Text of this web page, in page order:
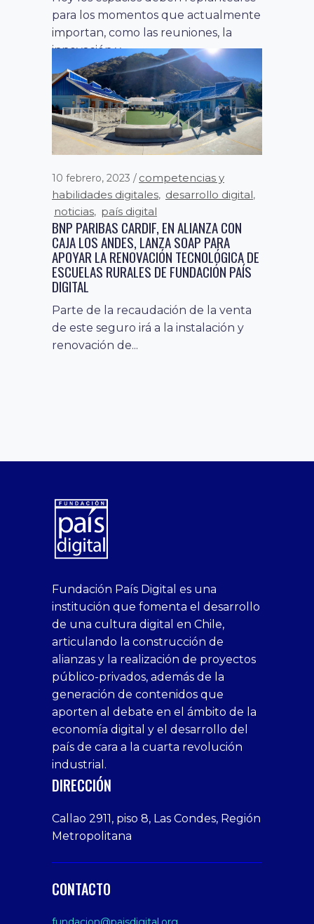
10 febrero, 2023
competencias y
habilidades digitales, desarrollo digital,
noticias, país digital
BNP PARIBAS CARDIF, EN ALIANZA CON
CAJA LOS ANDES, LANZA SOAP PARA
APOYAR LA RENOVACIÓN TECNOLÓGICA DE
ESCUELAS RURALES DE FUNDACIÓN PAÍS
DIGITAL
Parte de la recaudación de la venta
de este seguro irá a la instalación y
renovación de...
7 febrero, 2023
competencias y
habilidades digitales
desarrollo digital
ecosistema digital educación,
fomento a la economía digital ,
DÍA INTERNACIONAL DE LA INTERNET
SEGURA: ENTEL, MINISTERIO DEL INTERIOR
Y FUNDACIÓN PAÍS DIGITAL BUSCAN
DISMINUIR RIESGOS DEL CIBERESPACIO EN
NIÑOS Y JÓVENES
Este martes 7 de febrero se
conmemora el Día Internacional de
Internet Segura 2023, que busca
CULTURA DIGITAL DEL PAÍS
El próximo 4 y 5 de octubre se llevará
a cabo la décima versión del
encuentro que...
11 septiembre, 2022 desarrollo digital,
noticias ,país digital
FLEXIBILIDAD: EL FUTURO DEL TRABAJO EN